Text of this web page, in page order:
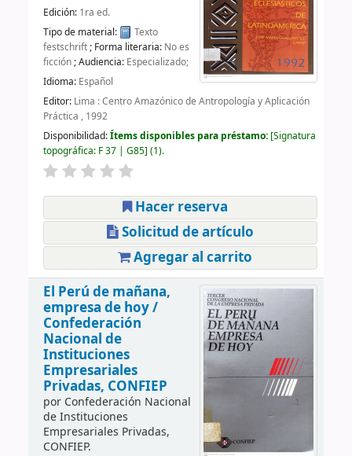
Edición: 1ra ed.
Tipo de material:
Texto
festschrift; Forma literaria: No es
ficción; Audiencia: Especializado;
Idioma: Español
Editor: Lima : Centro Amazónico de Antropología y Aplicación
Práctica , 1992
Disponibilidad:Ítems disponibles para préstamo: Signatura
topográfica: F 37 | G85 (1).
Hacer reserva
Solicitud de artículo
Agregar al carrito
El Perú de mañana,
empresa de hoy /
Confederación
Nacional de
Instituciones
Empresariales
Privadas, CONFIEP
por Confederación Nacional
de Instituciones
Empresariales Privadas,
CONFIEP.